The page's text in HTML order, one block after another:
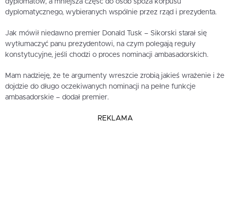
dyplomatycznego, wybieranych wspólnie przez rząd i prezydenta.
Jak mówił niedawno premier Donald Tusk – Sikorski starał się
wytłumaczyć panu prezydentowi, na czym polegają reguły
konstytucyjne, jeśli chodzi o proces nominacji ambasadorskich.
Mam nadzieję, że te argumenty wreszcie zrobią jakieś wrażenie i że
dojdzie do długo oczekiwanych nominacji na pełne funkcje
ambasadorskie – dodał premier.
REKLAMA